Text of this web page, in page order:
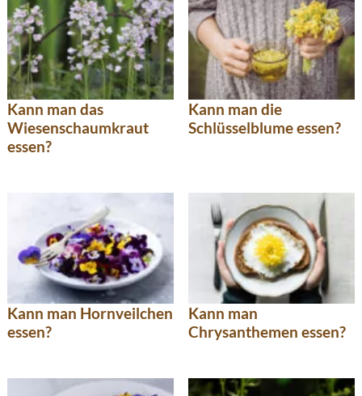
Kann man das
Wiesenschaumkraut
essen?
Kann man die
Schlüsselblume essen?
Kann man Hornveilchen
essen?
Kann man
Chrysanthemen essen?